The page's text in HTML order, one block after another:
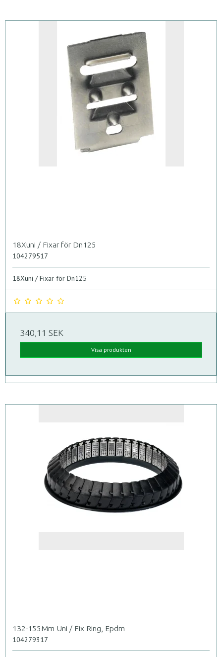
18Xuni / Fixar för Dn125
104279517
18Xuni / Fixar för Dn125
340,11 SEK
Visa produkten
132-155Mm Uni / Fix Ring, Epdm
104279317